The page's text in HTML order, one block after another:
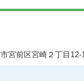
宮前区宮崎２丁目